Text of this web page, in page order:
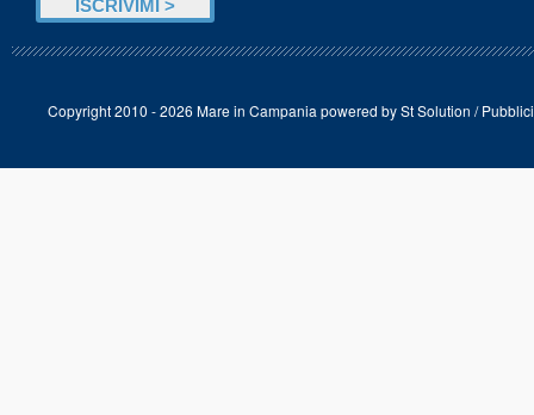
Copyright 2010 - 2026 Mare in Campania powered bySt Solution /